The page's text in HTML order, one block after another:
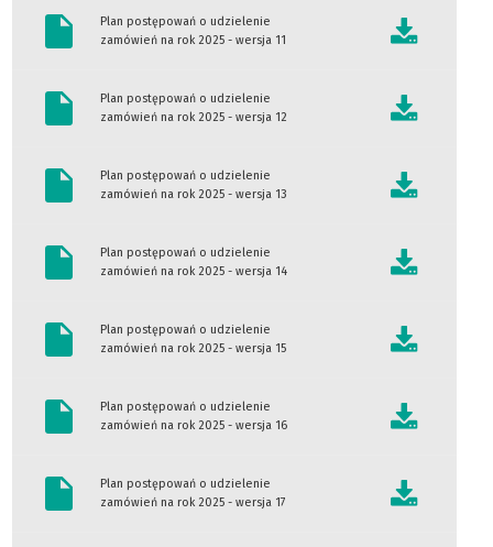
Plan postępowań o udzielenie
zamówień na rok 2025 - wersja 11
Plan postępowań o udzielenie
zamówień na rok 2025 - wersja 12
Plan postępowań o udzielenie
zamówień na rok 2025 - wersja 13
Plan postępowań o udzielenie
zamówień na rok 2025 - wersja 14
Plan postępowań o udzielenie
zamówień na rok 2025 - wersja 15
Plan postępowań o udzielenie
zamówień na rok 2025 - wersja 16
Plan postępowań o udzielenie
zamówień na rok 2025 - wersja 17